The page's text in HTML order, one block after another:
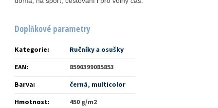
Doplňkové parametry
Kategorie:
Ručníky a osušky
EAN:
8590399085853
Barva: černá, multicolor
Hmotnost:
450 g/m2